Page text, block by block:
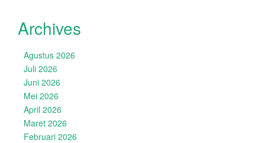
Archives
Agustus 2026
Juli 2026
Juni 2026
Mei 2026
April 2026
Maret 2026
Februari 2026